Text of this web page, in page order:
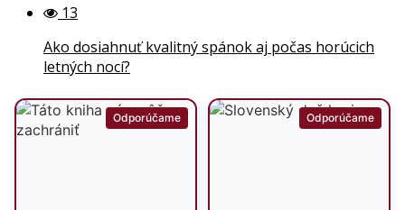
13
Ako dosiahnuť kvalitný spánok aj počas horúcich
letných nocí?